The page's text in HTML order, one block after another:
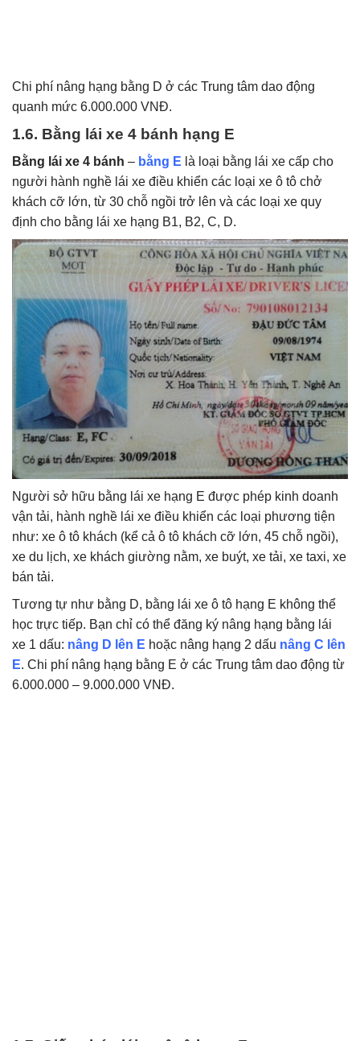
Chi phí nâng hạng bằng D ở các Trung tâm dao động
quanh mức 6.000.000 VNĐ.
1.6. Bằng lái xe 4 bánh hạng E
Bằng lái xe 4 bánh – bằng E là loại bằng lái xe cấp cho
người hành nghề lái xe điều khiển các loại xe ô tô chở
khách cỡ lớn, từ 30 chỗ ngồi trở lên và các loại xe quy
định cho bằng lái xe hạng B1, B2, C, D.
Người sở hữu bằng lái xe hạng E được phép kinh doanh
vận tải, hành nghề lái xe điều khiển các loại phương tiện
như: xe ô tô khách (kể cả ô tô khách cỡ lớn, 45 chỗ ngồi),
xe du lịch, xe khách giường nằm, xe buýt, xe tải, xe taxi, xe
bán tải.
Tương tự như bằng D, bằng lái xe ô tô hạng E không thể
học trực tiếp. Bạn chỉ có thể đăng ký nâng hạng bằng lái
xe 1 dấu: nâng D lên E hoặc nâng hạng 2 dấu nâng C lên
E. Chi phí nâng hạng bằng E ở các Trung tâm dao động từ
6.000.000 – 9.000.000 VNĐ.